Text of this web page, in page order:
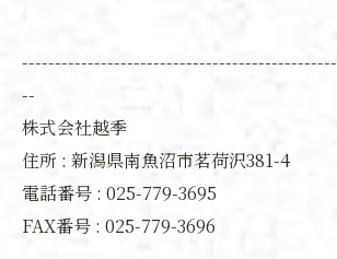
--
株式会社越季
住所 : 新潟県南魚沼市茗荷沢381-4
電話番号 : 025-779-3695
FAX番号 : 025-779-3696